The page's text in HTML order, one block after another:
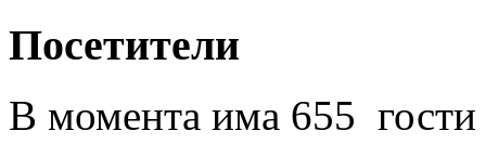
Посетители
В момента има 655 гости